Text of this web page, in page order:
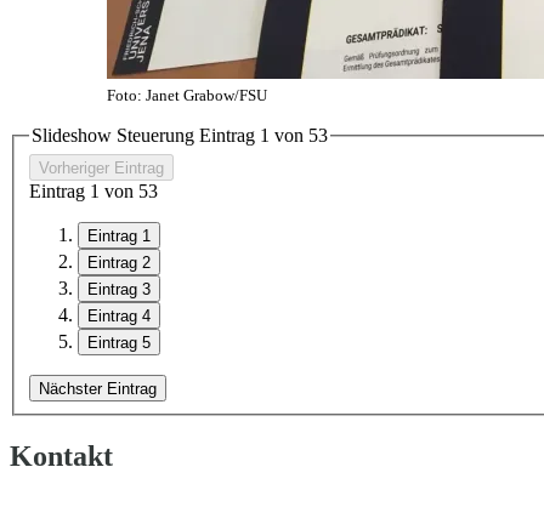
Foto: Janet Grabow/FSU
Slideshow Steuerung Eintrag 1 von 53
Vorheriger Eintrag
Eintrag 1 von 53
Eintrag 1
Eintrag 2
Eintrag 3
Eintrag 4
Eintrag 5
Nächster Eintrag
Kontakt